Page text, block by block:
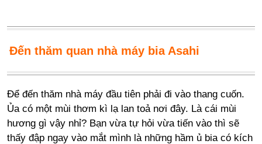
Đến thăm quan nhà máy bia Asahi
Để đến thăm nhà máy đầu tiên phải đi vào thang cuốn.
Ủa có một mùi thơm kì lạ lan toả nơi đây. Là cái mùi
hương gì vậy nhỉ? Bạn vừa tự hỏi vừa tiến vào thì sẽ
thấy đập ngay vào mắt mình là những hầm ủ bia có kích